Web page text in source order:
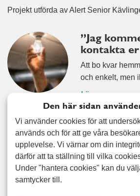
Projekt utförda av Alert Senior
”Jag
kontakta
Att bo kvar
och enkelt, men
Läs mer
”Honom
aldrig” –
hjälpen
skillnaden
När livet
Den här sidan
Vi använder cookies för att
används och för att ge våra
upplevelse. Vi värnar om din
därför att ta ställning till vilka
Under "hantera cookies" kan du
samtycker till.